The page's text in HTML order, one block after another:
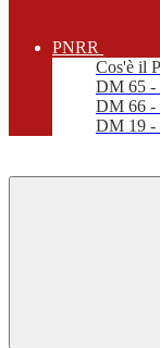
PNRR
Cos'è il
DM 65 -
DM 66 -
DM 19 -